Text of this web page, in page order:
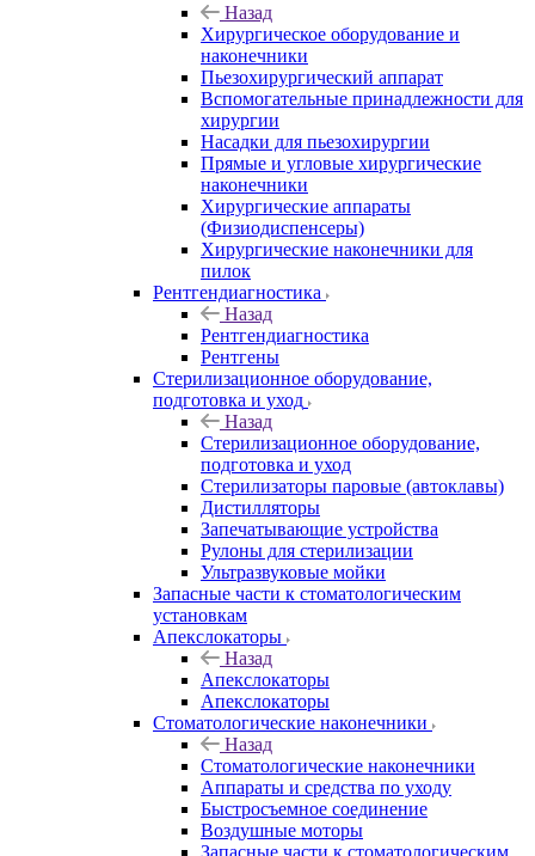
Назад
Хирургическое оборудование и
наконечники
Пьезохирургический аппарат
Вспомогательные принадлежности для
хирургии
Насадки для пьезохирургии
Прямые и угловые хирургические
наконечники
Хирургические аппараты
(Физиодиспенсеры)
Хирургические наконечники для
пилок
Рентгендиагностика
Назад
Рентгендиагностика
Рентгены
Стерилизационное оборудование,
подготовка и уход
Назад
Стерилизационное оборудование,
подготовка и уход
Стерилизаторы паровые (автоклавы)
Дистилляторы
Запечатывающие устройства
Рулоны для стерилизации
Ультразвуковые мойки
Запасные части к стоматологическим
установкам
Апекслокаторы
Назад
Апекслокаторы
Апекслокаторы
Стоматологические наконечники
Назад
Стоматологические наконечники
Аппараты и средства по уходу
Быстросъемное соединение
Воздушные моторы
Запасные части к стоматологическим